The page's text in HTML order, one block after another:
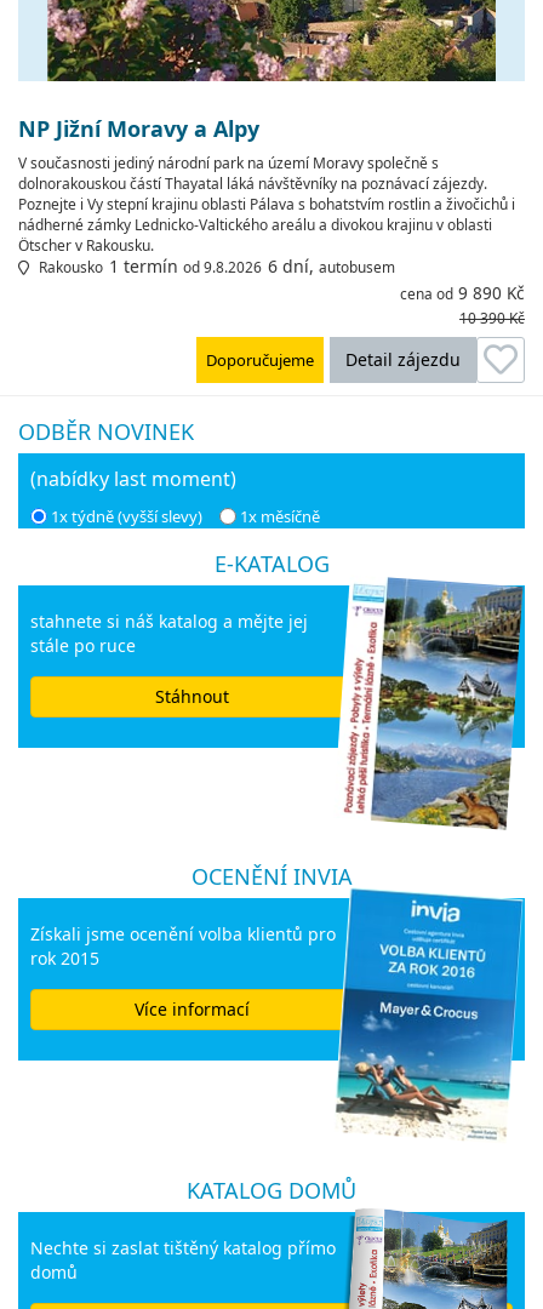
NP Jižní Moravy a Alpy
V současnosti jediný národní park na území Moravy společně s
dolnorakouskou částí Thayatal láká návštěvníky na poznávací zájezdy.
Poznejte i Vy stepní krajinu oblasti Pálava s bohatstvím rostlin a živočichů i
nádherné zámky Lednicko-Valtického areálu a divokou krajinu v oblasti
Ötscher v Rakousku.
Rakousko 1 termín od 9.8.2026 6 dní, autobusem
cena od 9 890 Kč
10 390 Kč
Detail zájezdu
Doporučujeme
ODBĚR NOVINEK
(nabídky last moment)
1x týdně (vyšší slevy) 1x měsíčně
E-KATALOG
stahnete si náš katalog a mějte jej
stále po ruce
Stáhnout
OCENĚNÍ INVIA
Získali jsme ocenění volba klientů pro
rok 2015
Více informací
KATALOG DOMŮ
Nechte si zaslat tištěný katalog přímo
domů